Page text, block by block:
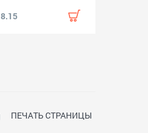
8.15
ПЕЧАТЬ СТРАНИЦЫ